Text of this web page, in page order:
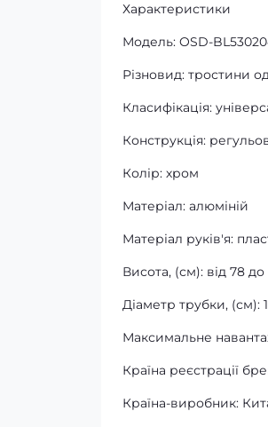
Характеристики
Модель: OSD-
Різновид: тростини
Класифікація:
Конструкція:
Колір: хром
Матеріал: алюміній
Матеріал руків'я:
Висота, (см): від 78
Діаметр трубки, (см):
Максимальне
Країна реєстрації
Країна-виробник: